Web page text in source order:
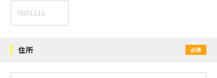
住所 必須